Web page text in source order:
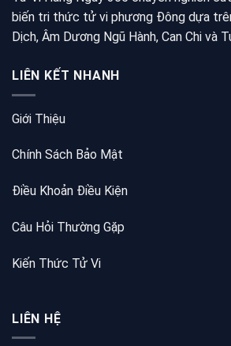
biến tri thức tử vi phương Đông dựa
Dịch, Âm Dương Ngũ Hành, Can Chi và
LIÊN KẾT NHANH
Giới Thiệu
Chính Sách Bảo Mật
Điều Khoản Điều Kiện
Câu Hỏi Thường Gặp
Kiến Thức Tử Vi
LIÊN HỆ